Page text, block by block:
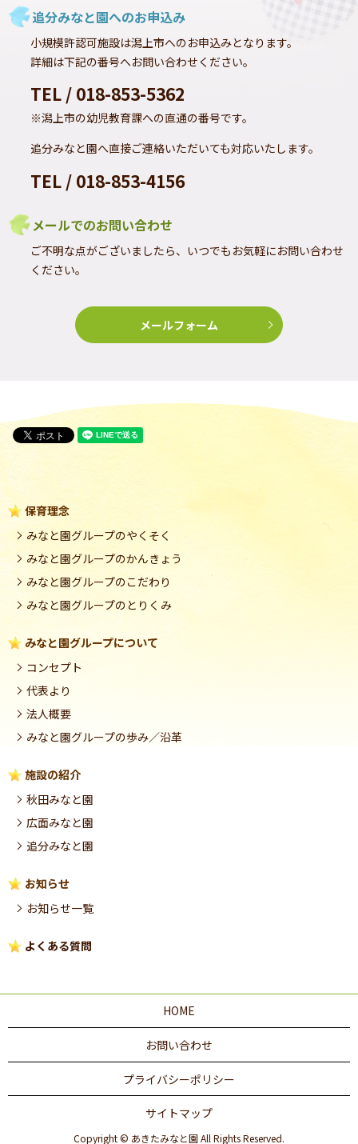
追分みなと園へのお申込み
小規模許認可施設は潟上市へのお申込みとなります。
詳細は下記の番号へお問い合わせください。
TEL / 018-853-5362
※潟上市の幼児教育課への直通の番号です。
追分みなと園へ直接ご連絡いただいても対応いたします。
TEL / 018-853-4156
メールでのお問い合わせ
ご不明な点がございましたら、いつでもお気軽にお問い合わせ
ください。
メールフォーム
保育理念
みなと園グループのやくそく
みなと園グループのかんきょう
みなと園グループのこだわり
みなと園グループのとりくみ
みなと園グループについて
コンセプト
代表より
法人概要
みなと園グループの歩み／沿革
施設の紹介
秋田みなと園
広面みなと園
追分みなと園
お知らせ
お知らせ一覧
よくある質問
HOME
お問い合わせ
プライバシーポリシー
サイトマップ
Copyright © あきたみなと園 All Rights Reserved.